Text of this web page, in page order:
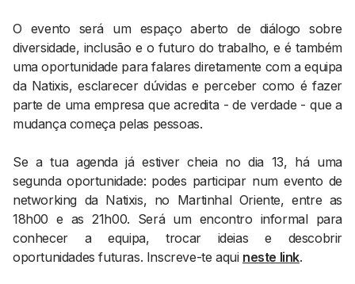
O evento será um espaço aberto de diálogo sobre
diversidade, inclusão e o futuro do trabalho, e é também
uma oportunidade para falares diretamente com a equipa
da Natixis, esclarecer dúvidas e perceber como é fazer
parte de uma empresa que acredita - de verdade - que a
mudança começa pelas pessoas.
Se a tua agenda já estiver cheia no dia 13, há uma
segunda oportunidade: podes participar num evento de
networking da Natixis, no Martinhal Oriente, entre as
18h00 e as 21h00. Será um encontro informal para
conhecer a equipa, trocar ideias e descobrir
oportunidades futuras. Inscreve-te aqui neste link.